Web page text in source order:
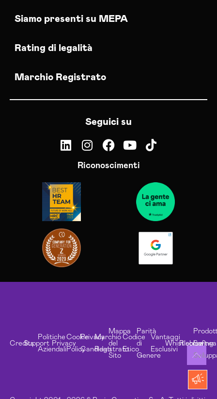
Siamo presenti su MEPA
Rating di legalità
Marchio Registrato
Seguici su
Riconoscimenti
CreditsSupport
Politiche
Aziendali
Privacy
Cookie
Policy
Privacy
Candidati
Marchio
Registrato
Mappa
del
Sito
Codice
Etico
Parità
di
Genere
Vantaggi
Esclusivi
Whistleblowing
Risorse